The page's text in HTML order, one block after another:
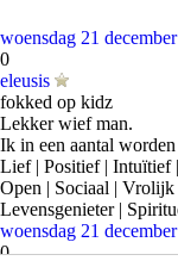
woensdag 21
0
eleusis
fokked op kidz
Lekker wief man.
Ik in een aantal
Lief | Positief | Intuïtief
Open | Sociaal | Vrolijk
Levensgenieter |
woensdag 21
0